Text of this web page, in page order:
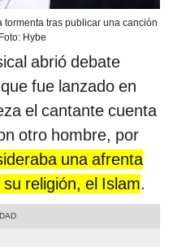
tras publicar una canción
Hybe
abrió debate
fue lanzado en
el cantante cuenta
otro hombre, por
una afrenta
religión, el Islam.